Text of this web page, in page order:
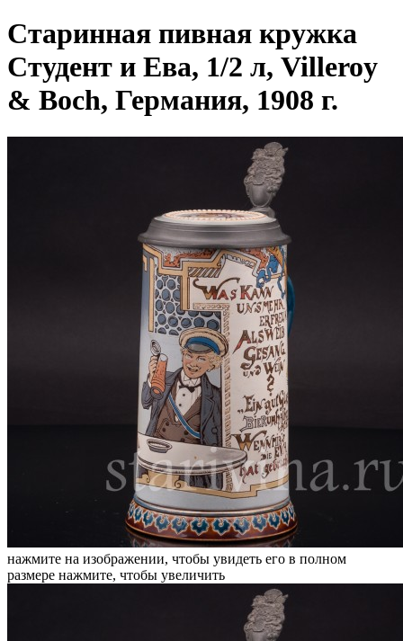
Старинная пивная кружка
Студент и Ева, 1/2 л, Villeroy
& Boch, Германия, 1908 г.
нажмите на изображении, чтобы увидеть его в полном
размере нажмите, чтобы увеличить